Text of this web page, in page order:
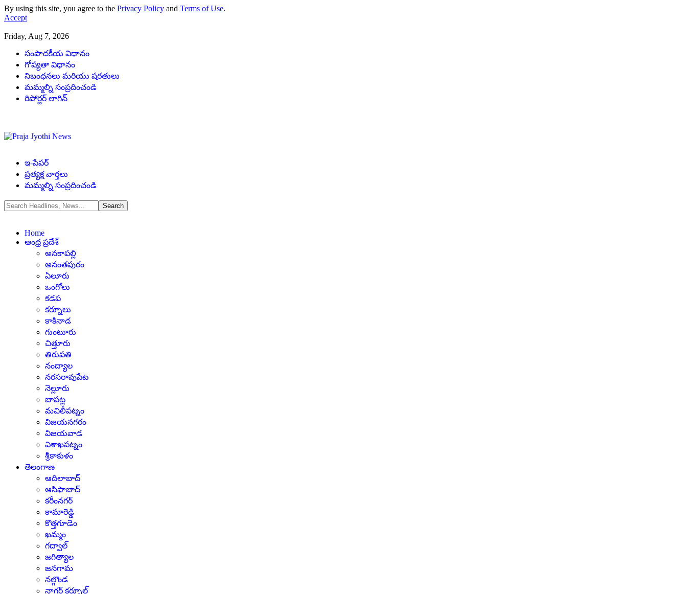
By using this site, you agree to the Privacy Policy and Terms of Use.
Accept
Friday, Aug 7, 2026
సంపాదకీయ విధానం
గోప్యతా విధానం
నిబంధనలు మరియు షరతులు
మమ్మల్ని సంప్రదించండి
రిపోర్టర్ లాగిన్
ఇ-పేపర్
ప్రత్యక్ష వార్తలు
మమ్మల్ని సంప్రదించండి
Home
ఆంధ్ర ప్రదేశ్
అనకాపల్లి
అనంతపురం
ఏలూరు
ఒంగోలు
కడప
కర్నూలు
కాకినాడ
గుంటూరు
చిత్తూరు
తిరుపతి
నంద్యాల
నరసరావుపేట
నెల్లూరు
బాపట్ల
మచిలీపట్నం
విజయనగరం
విజయవాడ
విశాఖపట్నం
శ్రీకాకుళం
తెలంగాణ
ఆదిలాబాద్
ఆసిఫాబాద్
కరీంనగర్
కామారెడ్డి
కొత్తగూడెం
ఖమ్మం
గద్వాల్
జగిత్యాల
జనగామ
నల్గొండ
నాగర్ కర్నూల్